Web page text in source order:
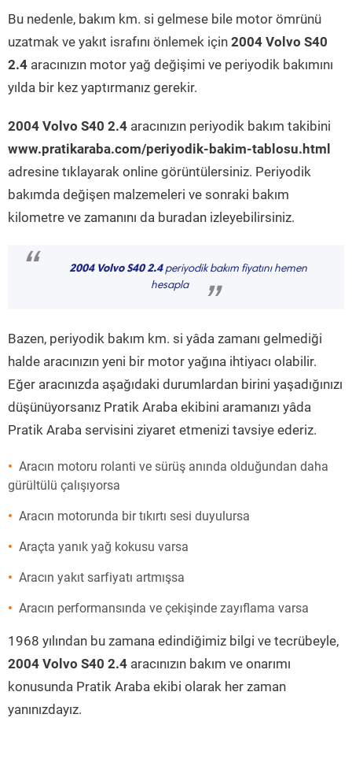
Bu nedenle, bakım km. si gelmese bile motor ömrünü
uzatmak ve yakıt israfını önlemek için 2004 Volvo S40
2.4 aracınızın motor yağ değişimi ve periyodik bakımını
yılda bir kez yaptırmanız gerekir.
2004 Volvo S40 2.4 aracınızın periyodik bakım takibini
www.pratikaraba.com/periyodik-bakim-tablosu.html
adresine tıklayarak online görüntülersiniz. Periyodik
bakımda değişen malzemeleri ve sonraki bakım
kilometre ve zamanını da buradan izleyebilirsiniz.
“ 2004 Volvo S40 2.4periyodik bakım fiyatını hemen
hesapla
”
Bazen, periyodik bakım km. si yâda zamanı gelmediği
halde aracınızın yeni bir motor yağına ihtiyacı olabilir.
Eğer aracınızda aşağıdaki durumlardan birini yaşadığınızı
düşünüyorsanız Pratik Araba ekibini aramanızı yâda
Pratik Araba servisini ziyaret etmenizi tavsiye ederiz.
Aracın motoru rolanti ve sürüş anında olduğundan daha
gürültülü çalışıyorsa
Aracın motorunda bir tıkırtı sesi duyulursa
Araçta yanık yağ kokusu varsa
Aracın yakıt sarfiyatı artmışsa
Aracın performansında ve çekişinde zayıflama varsa
1968 yılından bu zamana edindiğimiz bilgi ve tecrübeyle,
2004 Volvo S40 2.4 aracınızın bakım ve onarımı
konusunda Pratik Araba ekibi olarak her zaman
yanınızdayız.